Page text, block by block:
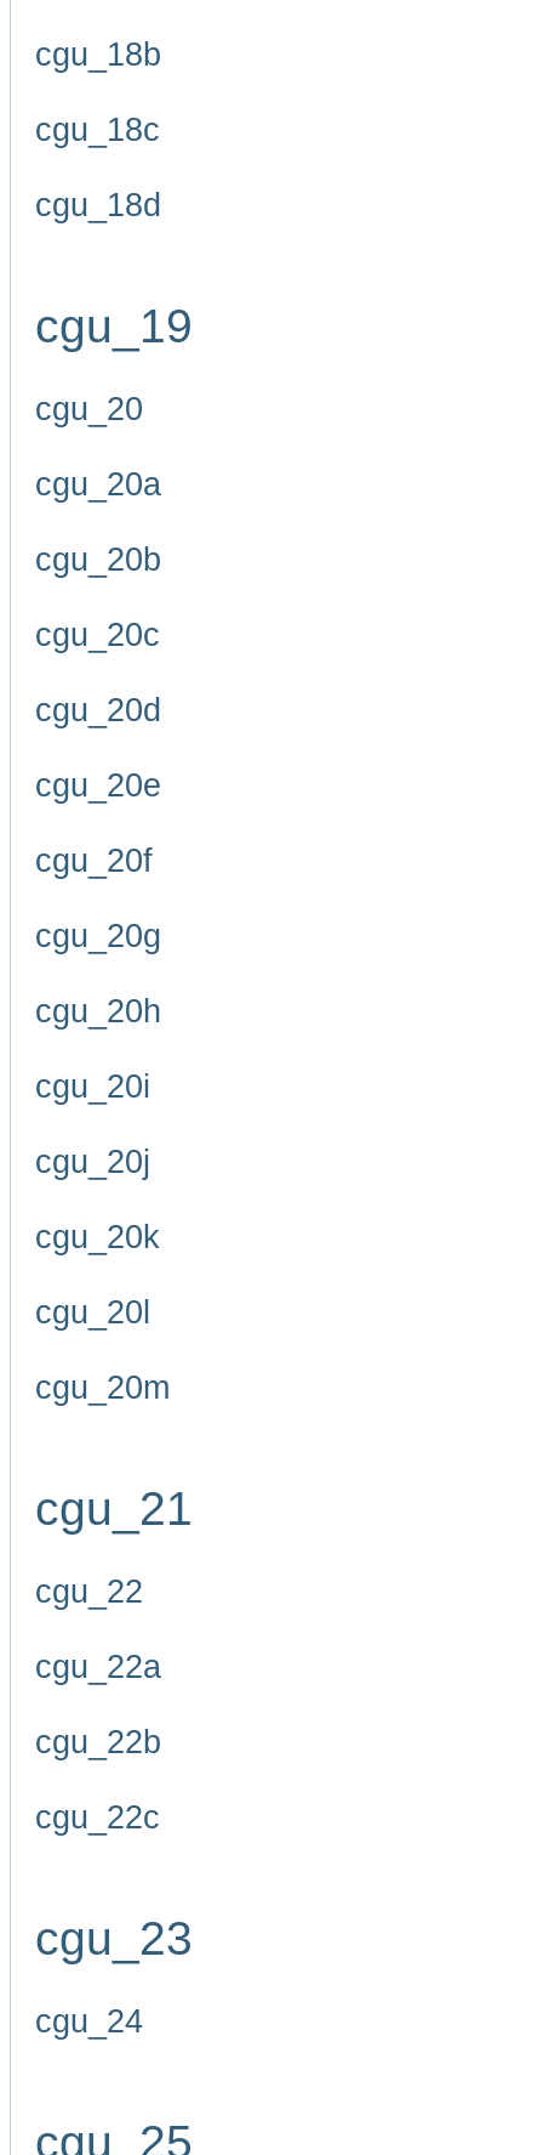
cgu_18b
cgu_18c
cgu_18d
cgu_19
cgu_20
cgu_20a
cgu_20b
cgu_20c
cgu_20d
cgu_20e
cgu_20f
cgu_20g
cgu_20h
cgu_20i
cgu_20j
cgu_20k
cgu_20l
cgu_20m
cgu_21
cgu_22
cgu_22a
cgu_22b
cgu_22c
cgu_23
cgu_24
cgu_25